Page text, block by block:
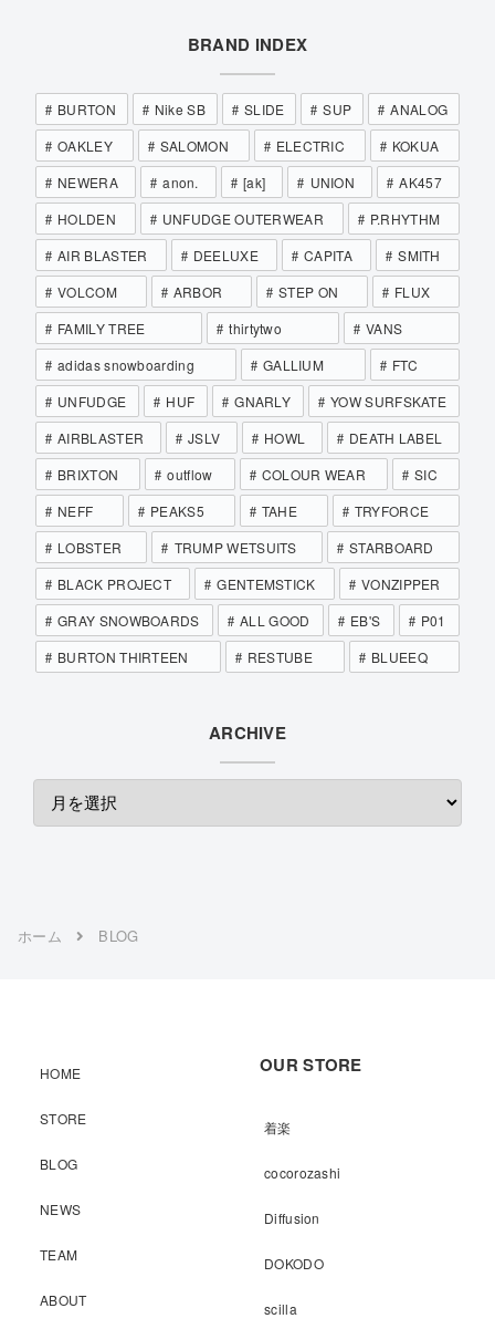
BRAND INDEX
BURTON Nike SB SLIDE SUP
ANALOG
OAKLEY
SALOMON ELECTRIC
KOKUA
NEWERA
anon. [ak] UNION
AK457
HOLDEN
UNFUDGE OUTERWEAR
P.RHYTHM
AIR BLASTER
DEELUXE CAPITA
SMITH
VOLCOM
ARBOR STEP ON
FLUX
FAMILY TREE
thirtytwo
VANS
adidas snowboarding
GALLIUM
FTC
UNFUDGE
HUF GNARLY
YOW SURFSKATE
AIRBLASTER
JSLV HOWL
DEATH LABEL
BRIXTON
outflow COLOUR WEAR
SIC
NEFF
PEAKS5 TAHE
TRYFORCE
LOBSTER
TRUMP WETSUITS
STARBOARD
BLACK PROJECT
GENTEMSTICK
VONZIPPER
GRAY SNOWBOARDS
ALL GOOD EB'S
P01
BURTON THIRTEEN
RESTUBE BLUEEQ
ARCHIVE
ホーム BLOG
HOME
STORE
BLOG
NEWS
TEAM
ABOUT
OUR STORE
着楽
cocorozashi
Diffusion
DOKODO
scilla